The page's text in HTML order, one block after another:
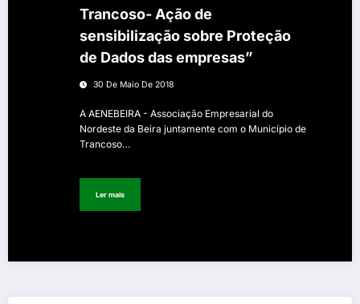
Trancoso- Ação de
sensibilização sobre Proteção
de Dados das empresas”
30 De Maio De 2018
A AENEBEIRA - Associação Empresarial do
Nordeste da Beira juntamente com o Município de
Trancoso…
Ler mais